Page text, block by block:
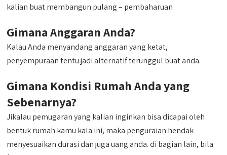
kalian buat membangun pulang – pembaharuan
Gimana Anggaran Anda?
Kalau Anda menyandang anggaran yang ketat,
penyempuraan tentu jadi alternatif terunggul buat anda.
Gimana Kondisi Rumah Anda yang
Sebenarnya?
Jikalau pemugaran yang kalian inginkan bisa dicapai oleh
bentuk rumah kamu kala ini, maka penguraian hendak
menyesuaikan durasi dan juga uang anda. di bagian lain, bila